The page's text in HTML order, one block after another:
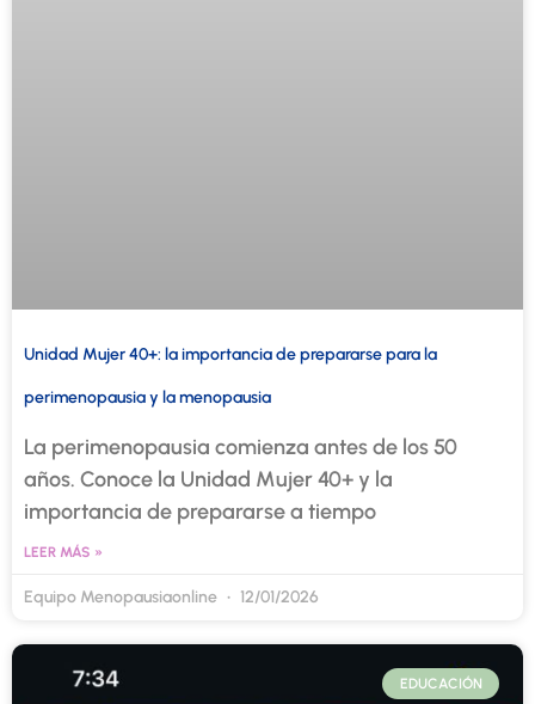
Unidad Mujer 40+: la importancia de prepararse para la
perimenopausia y la menopausia
La perimenopausia comienza antes de los 50
años. Conoce la Unidad Mujer 40+ y la
importancia de prepararse a tiempo
LEER MÁS »
Equipo Menopausiaonline 12/01/2026
EDUCACIÓN